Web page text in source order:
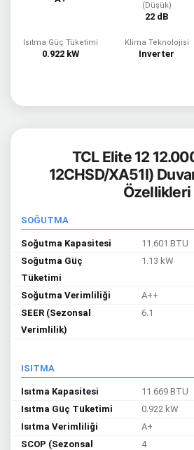
(Düşük)
22 dB
Isıtma Güç Tüketimi
0.922 kW
Klima Teknolojisi
Inverter
TCL Elite 12
12CHSD/XA51I)
Özellikleri
SOĞUTMA
Soğutma Kapasitesi
11.601 BTU
Soğutma Güç
Tüketimi
1.13 kW
Soğutma Verimliliği
A++
SEER (Sezonsal
Verimlilik)
6.1
ISITMA
Isıtma Kapasitesi
11.669 BTU
Isıtma Güç Tüketimi
0.922 kW
Isıtma Verimliliği
A+
SCOP (Sezonsal
4